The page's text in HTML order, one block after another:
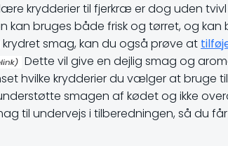
krydderier til fjerkræ er dog uden tvivl
kan bruges både frisk og tørret, og kan
smag, kan du også prøve at
Dette vil give en dejlig smag og
hvilke krydderier du vælger at bruge
smagen af kødet og ikke
til undervejs i tilberedningen, så du